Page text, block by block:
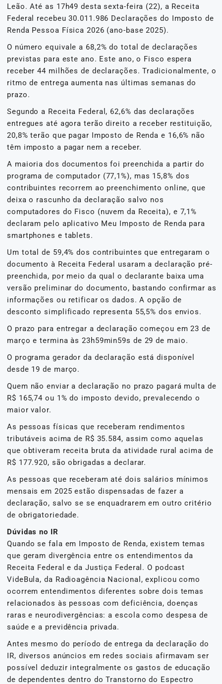
Leão. Até as 17h49 desta sexta-feira (22), a Receita
Federal recebeu 30.011.986 Declarações do Imposto de
Renda Pessoa Física 2026 (ano-base 2025).
O número equivale a 68,2% do total de declarações
previstas para este ano. Este ano, o Fisco espera
receber 44 milhões de declarações. Tradicionalmente, o
ritmo de entrega aumenta nas últimas semanas do
prazo.
Segundo a Receita Federal, 62,6% das declarações
entregues até agora terão direito a receber restituição,
20,8% terão que pagar Imposto de Renda e 16,6% não
têm imposto a pagar nem a receber.
A maioria dos documentos foi preenchida a partir do
programa de computador (77,1%), mas 15,8% dos
contribuintes recorrem ao preenchimento online, que
deixa o rascunho da declaração salvo nos
computadores do Fisco (nuvem da Receita), e 7,1%
declaram pelo aplicativo Meu Imposto de Renda para
smartphones e tablets.
Um total de 59,4% dos contribuintes que entregaram o
documento à Receita Federal usaram a declaração pré-
preenchida, por meio da qual o declarante baixa uma
versão preliminar do documento, bastando confirmar as
informações ou retificar os dados. A opção de
desconto simplificado representa 55,5% dos envios.
O prazo para entregar a declaração começou em 23 de
março e termina às 23h59min59s de 29 de maio.
O programa gerador da declaração está disponível
desde 19 de março.
Quem não enviar a declaração no prazo pagará multa de
R$ 165,74 ou 1% do imposto devido, prevalecendo o
maior valor.
As pessoas físicas que receberam rendimentos
tributáveis acima de R$ 35.584, assim como aquelas
que obtiveram receita bruta da atividade rural acima de
R$ 177.920, são obrigadas a declarar.
As pessoas que receberam até dois salários mínimos
mensais em 2025 estão dispensadas de fazer a
declaração, salvo se se enquadrarem em outro critério
de obrigatoriedade.
Dúvidas no IR
Quando se fala em Imposto de Renda, existem temas
que geram divergência entre os entendimentos da
Receita Federal e da Justiça Federal. O podcast
VideBula, da Radioagência Nacional, explicou como
ocorrem entendimentos diferentes sobre dois temas
relacionados às pessoas com deficiência, doenças
raras e neurodivergências: a escola como despesa de
saúde e a previdência privada.
Antes mesmo do período de entrega da declaração do
IR, diversos anúncios em redes sociais afirmavam ser
possível deduzir integralmente os gastos de educação
de dependentes dentro do Transtorno do Espectro